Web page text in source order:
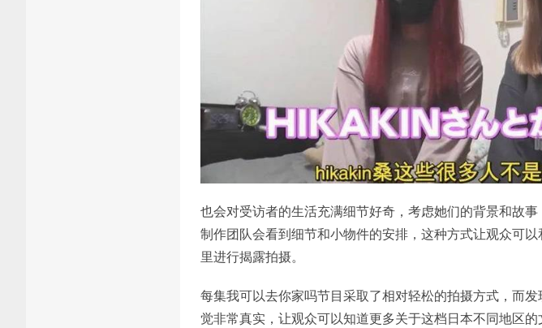
也会对受访者的生活充满细节好奇，考虑她们的背景和故
制作团队会看到细节和小物件的安排，这种方式让观众可
里进行揭露拍摄。
每集我可以去你家吗节目采取了相对轻松的拍摄方式，而
觉非常真实，让观众可以知道更多关于这档日本不同地区